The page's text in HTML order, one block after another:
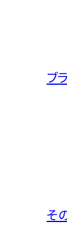
ブ
そ